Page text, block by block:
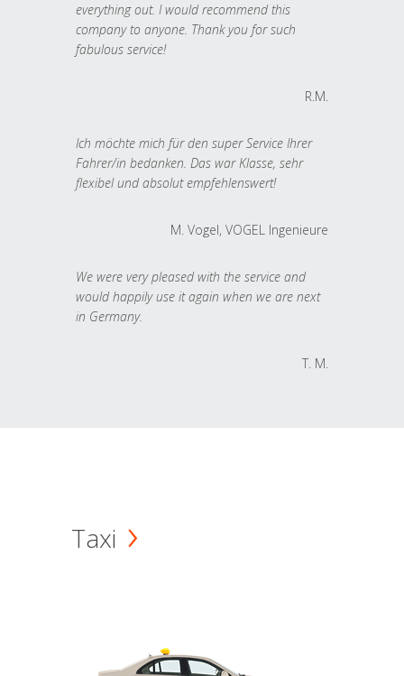
everything out. I would recommend this
company to anyone. Thank you for such
fabulous service!
R.M.
Ich möchte mich für den super Service Ihrer
Fahrer/in bedanken. Das war Klasse, sehr
flexibel und absolut empfehlenswert!
M. Vogel, VOGEL Ingenieure
We were very pleased with the service and
would happily use it again when we are next
in Germany.
T. M.
Taxi